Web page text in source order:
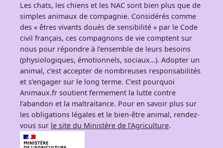
Les chats, les chiens et les NAC sont bien plus que de
simples animaux de compagnie. Considérés comme
des « êtres vivants doués de sensibilité » par le Code
civil français, ces compagnons de vie comptent sur
nous pour répondre à l’ensemble de leurs besoins
(physiologiques, émotionnels, sociaux…). Adopter un
animal, c’est accepter de nombreuses responsabilités
et s’engager sur le long terme. C’est pourquoi
Animaux.fr soutient fermement la lutte contre
l’abandon et la maltraitance. Pour en savoir plus sur
les obligations légales et le bien-être animal, rendez-
vous sur le site du Ministère de l’Agriculture.